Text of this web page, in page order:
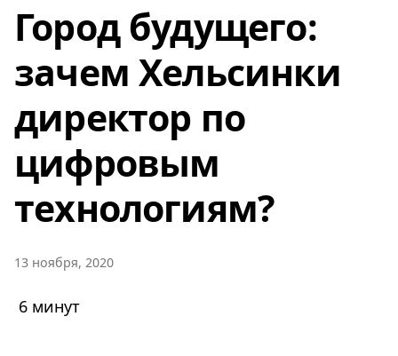
Город будущего:
зачем Хельсинки
директор по
цифровым
технологиям?
13 ноября, 2020
6 минут